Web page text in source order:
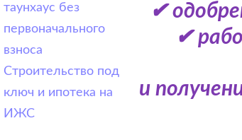
таунхаус без
первоначального
взноса
Строительство под
ключ и ипотека на
ИЖС
✔
✔
и